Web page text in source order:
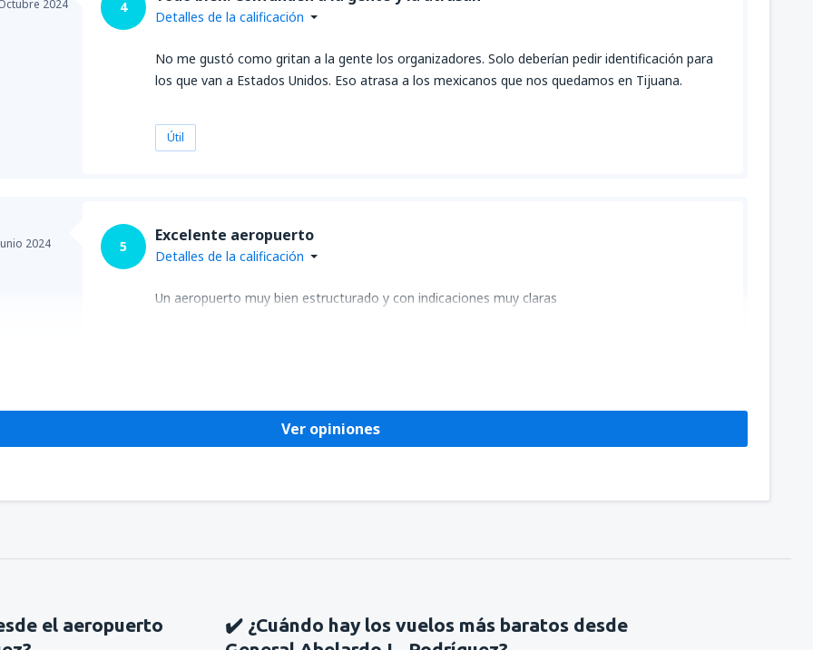
2024 4
Detalles de la calificación
No me gustó como gritan a la gente los organizadores. Solo deberían pedir identificación para
los que van a Estados Unidos. Eso atrasa a los mexicanos que nos quedamos en Tijuana.
Útil
2024 5
Excelente aeropuerto
Detalles de la calificación
Un aeropuerto muy bien estructurado y con indicaciones muy claras
Ver opiniones
el aeropuerto
✔️ ¿Cuándo hay los vuelos más baratos desde